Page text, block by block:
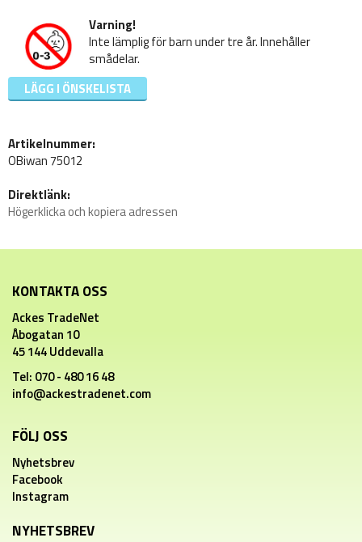
Varning!
Inte lämplig för barn under tre år. Innehåller
smådelar.
LÄGG I ÖNSKELISTA
Artikelnummer:
OBiwan 75012
Direktlänk:
Högerklicka och kopiera adressen
KONTAKTA OSS
Ackes TradeNet
Åbogatan 10
45 144 Uddevalla
Tel: 070 - 480 16 48
info@ackestradenet.com
FÖLJ OSS
Nyhetsbrev
Facebook
Instagram
NYHETSBREV